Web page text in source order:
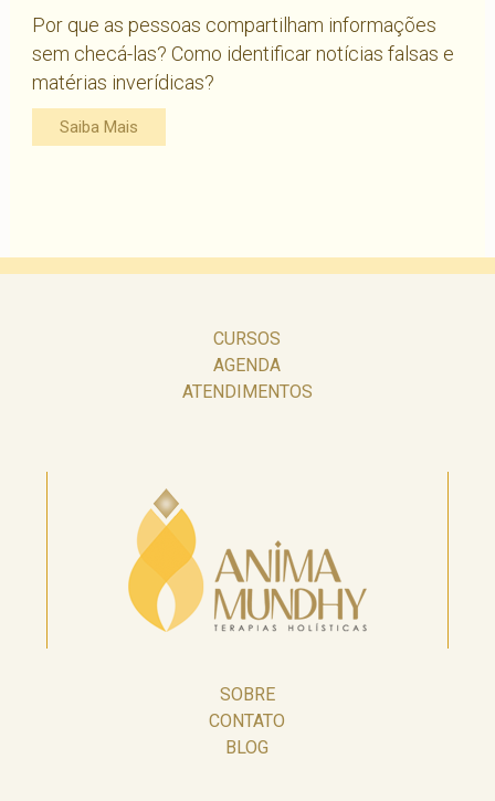
Por que as pessoas compartilham informações
sem checá-las? Como identificar notícias falsas e
matérias inverídicas?
Saiba Mais
CURSOS
AGENDA
ATENDIMENTOS
SOBRE
CONTATO
BLOG